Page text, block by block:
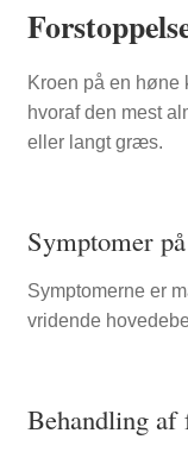
Kroen på en høne
hvoraf den mest
eller langt græs.
Symptomer
Symptomerne er
vridende
Behandling af